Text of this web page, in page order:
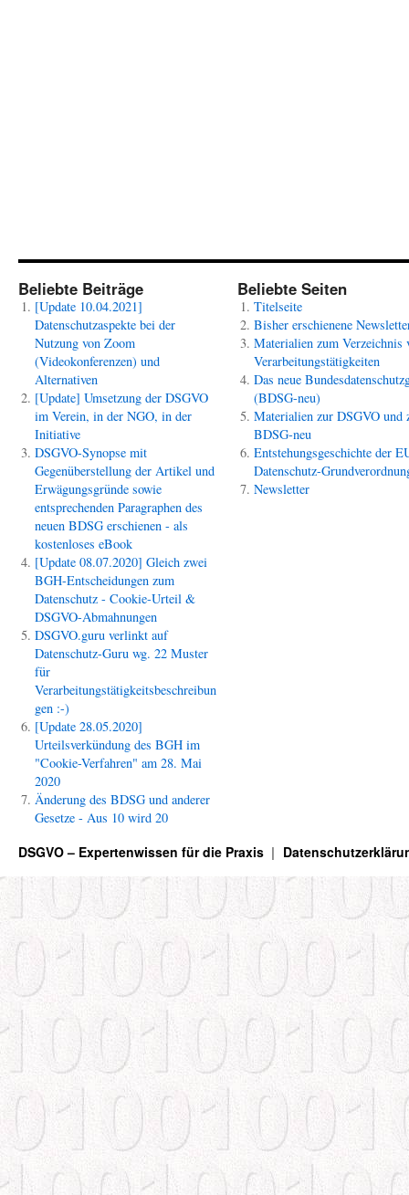
Beliebte Beiträge
[Update 10.04.2021]
Datenschutzaspekte bei der
Nutzung von Zoom
(Videokonferenzen) und
Alternativen
[Update] Umsetzung der DSGVO
im Verein, in der NGO, in der
Initiative
DSGVO-Synopse mit
Gegenüberstellung der Artikel und
Erwägungsgründe sowie
entsprechenden Paragraphen des
neuen BDSG erschienen - als
kostenloses eBook
[Update 08.07.2020] Gleich zwei
BGH-Entscheidungen zum
Datenschutz - Cookie-Urteil &
DSGVO-Abmahnungen
DSGVO.guru verlinkt auf
Datenschutz-Guru wg. 22 Muster
für
Verarbeitungstätigkeitsbeschreibun
gen :-)
[Update 28.05.2020]
Urteilsverkündung des BGH im
"Cookie-Verfahren" am 28. Mai
2020
Änderung des BDSG und anderer
Gesetze - Aus 10 wird 20
Beliebte Seiten
Titelseite
Bisher erschienene
Materialien zum Verzeichnis
Verarbeitungstätigkeiten
Das neue
(BDSG-neu)
Materialien zur DSGVO und
BDSG-neu
Entstehungsgeschichte der
Datenschutz-
Newsletter
DSGVO – Expertenwissen für die Praxis